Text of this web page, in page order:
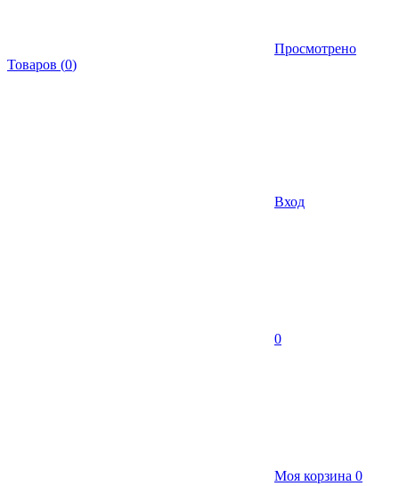
Просмотрено
Товаров (0)
Вход
0
Моя корзина 0